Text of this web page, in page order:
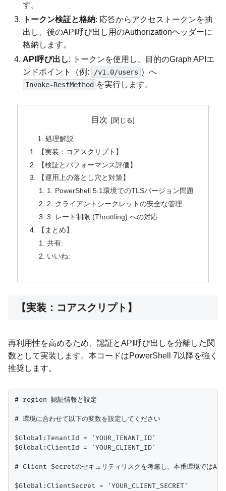
す。
トークン検証と格納: 応答からアクセストークンを抽
出し、後のAPI呼び出し用のAuthorizationヘッダーに
格納します。
API呼び出し: トークンを使用し、目的のGraph APIエ
ンドポイント（例:
/v1.0/users ）へ
Invoke-RestMethod を実行します。
目次
処理解説
【実装：コアスクリプト】
【検証とパフォーマンス評価】
【運用上の落とし穴と対策】
1. PowerShell 5.1環境でのTLSバージョン問題
2. クライアントシークレットの安全な管理
3. レート制限 (Throttling) への対応
【まとめ】
共有:
いいね:
【実装：コアスクリプト】
再利用性を高めるため、認証とAPI呼び出しを分離した関
数として実装します。本コードはPowerShell 7以降を強く
推奨します。
# region 認証情報と設定
# 環境に合わせて以下の変数を設定してください
$Global:TenantId = 'YOUR_TENANT_ID'
$Global:ClientId = 'YOUR_CLIENT_ID'
# Client Secretのセキュリティリスクを考慮し、本番環境では
$Global:ClientSecret = 'YOUR_CLIENT_SECRET'